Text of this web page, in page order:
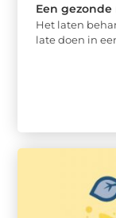
Een
Het laten
late doen in